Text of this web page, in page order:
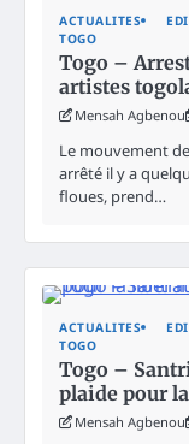
ACTUALITES
TOGO
Togo –
artistes
Mensah Agbenou
Le mouvement
arrêté il y a
floues, prend…
ACTUALITES
TOGO
Togo –
plaide pour
Mensah Agbenou